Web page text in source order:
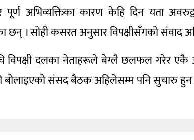
पूर्ण अभिव्यक्तिका कारण केहि दिन यता
छन् । सोही कसरत अनुसार विपक्षीसँगको संवाद
दलका नेताहरूले बेग्लै छलफल गरेर एकै
बोलाइएको संसद बैठक अहिलेसम्म पनि सुचारु